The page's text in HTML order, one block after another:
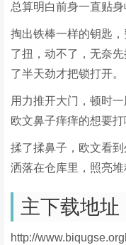
总算明白前身一直贴
掏出铁棒一样的钥匙
了扭，动不了，无奈
了半天劲才把锁打开。
用力推开大门，顿时
欧文鼻子痒痒的想要打
揉了揉鼻子，欧文看
洒落在仓库里，照亮堆
主下载地址
http://